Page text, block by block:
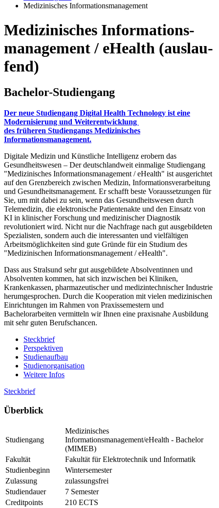
Medizinisches Informationsmanagement
Me­di­zi­ni­sches In­for­ma­ti­ons­
ma­nage­ment / eHe­alth (aus­lau­
fend)
Ba­che­lor-Stu­di­en­gang
Der neue Studiengang Digital Health Technology ist eine
Modernisierung und Weiterentwicklung
des früheren Studiengangs Medizinisches
Informationsmanagement.
Digitale Medizin und Künstliche Intelligenz erobern das
Gesundheitswesen – Der deutschlandweit einmalige Studiengang
"Medizinisches Informationsmanagement / eHealth" ist ausgerichtet
auf den Grenzbereich zwischen Medizin, Informationsverarbeitung
und Gesundheitsmanagement. Er schafft beste Voraussetzungen für
Sie, um mit dabei zu sein, wenn das Gesundheitswesen durch
Telemedizin, die elektronische Patientenakte und den Einsatz von
KI in klinischer Forschung und medizinischer Diagnostik
revolutioniert wird. Nicht nur die Nachfrage nach gut ausgebildeten
Spezialisten, sondern auch die interessanten und vielfältigen
Arbeitsmöglichkeiten sind gute Gründe für ein Studium des
"Medizinischen Informationsmanagement / eHealth".
Dass aus Stralsund sehr gut ausgebildete Absolventinnen und
Absolventen kommen, hat sich inzwischen bei Kliniken,
Krankenkassen, pharmazeutischer und medizintechnischer Industrie
herumgesprochen. Durch die Kooperation mit vielen medizinischen
Einrichtungen im Rahmen von Praxissemestern und
Bachelorarbeiten vermitteln wir Ihnen eine praxisnahe Ausbildung
mit sehr guten Berufschancen.
Steckbrief
Perspektiven
Studienaufbau
Studienorganisation
Weitere Infos
Steckbrief
Über­blick
Studiengang
Medizinisches
Informationsmanagement/eHealth - Bachelor
(MIMEB)
Fakultät
Fakultät für Elektrotechnik und Informatik
Studienbeginn
Wintersemester
Zulassung
zulassungsfrei
Studiendauer
7 Semester
Creditpoints
210 ECTS